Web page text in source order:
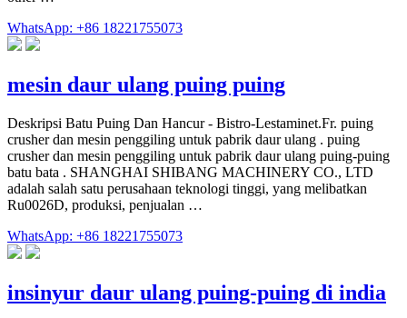
WhatsApp: +86 18221755073
mesin daur ulang puing puing
Deskripsi Batu Puing Dan Hancur - Bistro-Lestaminet.Fr. puing
crusher dan mesin penggiling untuk pabrik daur ulang . puing
crusher dan mesin penggiling untuk pabrik daur ulang puing-puing
batu bata . SHANGHAI SHIBANG MACHINERY CO., LTD
adalah salah satu perusahaan teknologi tinggi, yang melibatkan
Ru0026D, produksi, penjualan …
WhatsApp: +86 18221755073
insinyur daur ulang puing-puing di india